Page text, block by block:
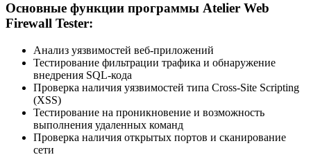
Основные функции программы Atelier Web
Firewall Tester:
Анализ уязвимостей веб-приложений
Тестирование фильтрации трафика и обнаружение
внедрения SQL-кода
Проверка наличия уязвимостей типа Cross-Site Scripting
(XSS)
Тестирование на проникновение и возможность
выполнения удаленных команд
Проверка наличия открытых портов и сканирование
сети